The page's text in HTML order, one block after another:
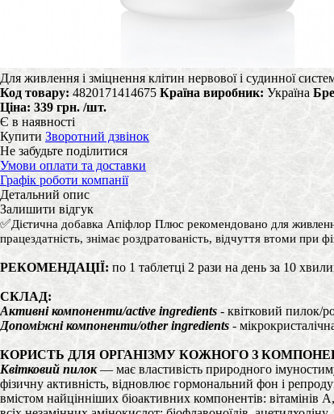
Для живлення і зміцнення клітин нервової і судинної
Код товару: 4820171414675 Країна виробник: Україна
Ціна: 339 грн. /шт.
Є в наявності
Купити Зворотний дзвінок
Не забудьте поділитися
Умови оплати та доставки
Графік роботи компанії
Детальний опис
Залишити відгук
✅Дієтична добавка Апіфлор Плюс рекомендовано для
працездатність, знімає роздратованість, відчуття втоми при
РЕКОМЕНДАЦІЇ: по 1 таблетці 2 рази на день за 10
СКЛАД:
Активні компоненти/active ingredients - квітковий пилок/
Допоміжні компоненти/other ingredients -
КОРИСТЬ ДЛЯ ОРГАНІЗМУ КОЖНОГО З
Квітковий пилок — має властивість природного
фізичну активність, відновлює гормональний фон і
вмістом найцінніших біоактивних компонентів: